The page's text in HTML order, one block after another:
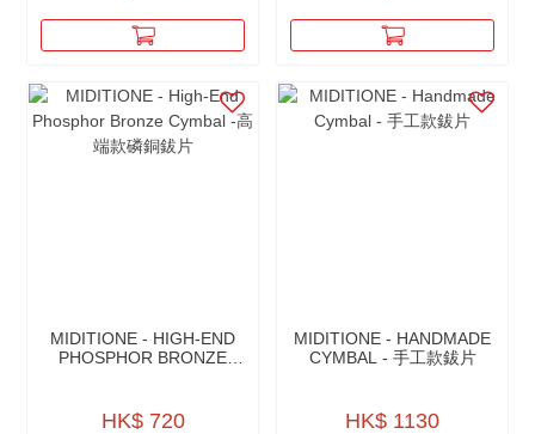
MIDITIONE - HIGH-END
PHOSPHOR BRONZE
HK$ 720
MIDITIONE - HANDMADE
CYMBAL - 手工款鈸片
HK$ 1130